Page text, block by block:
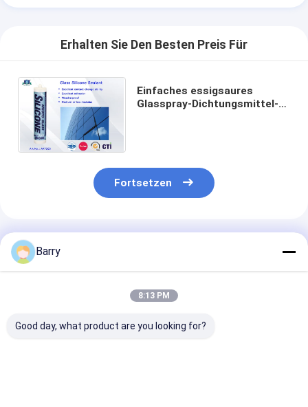
Erhalten Sie Den Besten Preis Für
Einfaches essigsaures
Glasspray-Dichtungsmittel-
Fortsetzen
Empfohlene Produkte
Barry
8:13 PM
Good day, what product are you looking for?